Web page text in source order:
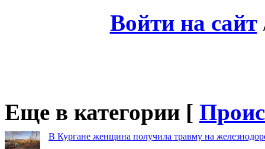
Войти на сайт
Еще в категории [
В Кургане женщина получила травму на